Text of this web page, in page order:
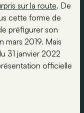
sur la route. De
cette forme de
préfigurer son
mars 2019. Mais
31 janvier 2022
officielle